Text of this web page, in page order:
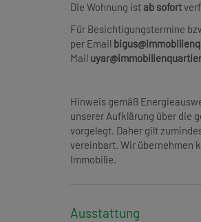
Die Wohnung ist ab sofort
Für Besichtigungstermine
per Email
Mail
Hinweis gemäß
unserer Aufklärung über die
vorgelegt. Daher gilt
vereinbart. Wir übernehmen
Immobilie.
Ausstattung